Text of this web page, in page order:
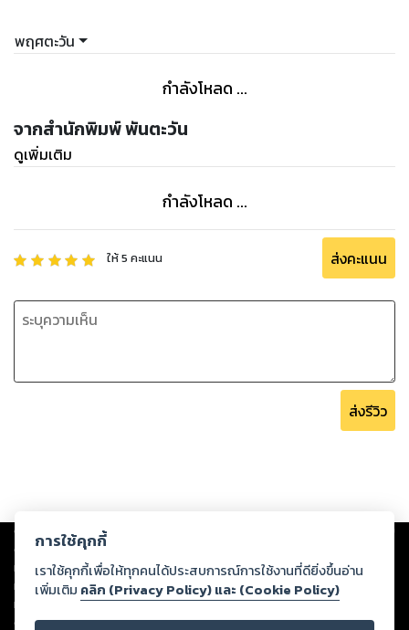
พฤศตะวัน
กำลังโหลด ...
จากสำนักพิมพ์ พันตะวัน
ดูเพิ่มเติม
กำลังโหลด ...
ให้5 คะแนน ส่งคะแนน
ส่งรีวิว
Copyright © 2026
ต่อผลงานหรือเนื้อหาใดที่อัปโหลดผ่านเว็บไซต์และปรากฏว่าละเมิดสิทธิใน
ทรัพย์สินทางปัญญาของบุคคลอื่นหรือขัดต่อกฎหมายและศีลธรรม ดังนั้น ผู้อ่าน
ทุกท่านโปรดใช้วิจารณญาณในการกลั่นกรองด้วยตนเอง และหากท่านพบว่าส่วน
หนึ่งส่วนใดขัดต่อกฎหมายและศีลธรรม กรุณาแจ้งมายังบริษัท เพื่อทีมงานจะได้
ดำเนินการในทันที ทั้งนี้ ทางสตอรี่ล็อกขอสงวนลิขสิทธิ์ตามพระราชบัญญัติ
การใช้คุกกี้
เราใช้คุกกี้เพื่อให้ทุกคนได้ประสบการณ์การใช้งานที่ดียิ่งขึ้นอ่าน
เพิ่มเติม คลิก (Privacy Policy) และ (Cookie Policy)